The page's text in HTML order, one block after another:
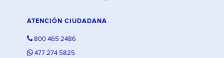
ATENCIÓN CIUDADANA
800 465 2486
477 274 5825